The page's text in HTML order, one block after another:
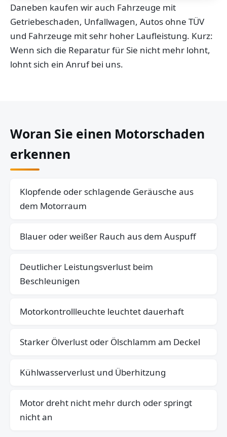
Daneben kaufen wir auch Fahrzeuge mit
Getriebeschaden, Unfallwagen, Autos ohne TÜV
und Fahrzeuge mit sehr hoher Laufleistung. Kurz:
Wenn sich die Reparatur für Sie nicht mehr lohnt,
lohnt sich ein Anruf bei uns.
Woran Sie einen Motorschaden
erkennen
Klopfende oder schlagende Geräusche aus
dem Motorraum
Blauer oder weißer Rauch aus dem Auspuff
Deutlicher Leistungsverlust beim
Beschleunigen
Motorkontrollleuchte leuchtet dauerhaft
Starker Ölverlust oder Ölschlamm am Deckel
Kühlwasserverlust und Überhitzung
Motor dreht nicht mehr durch oder springt
nicht an